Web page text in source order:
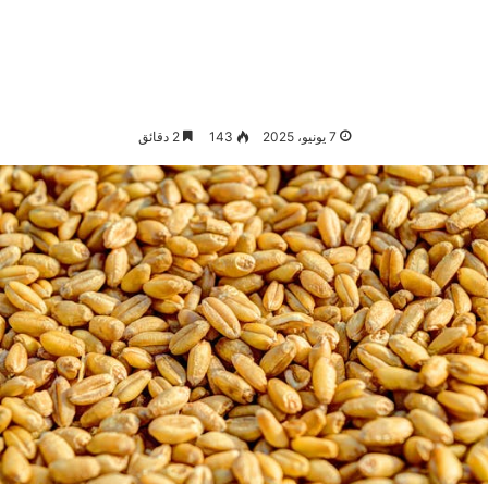
7 يونيو، 2025 143 2 دقائق